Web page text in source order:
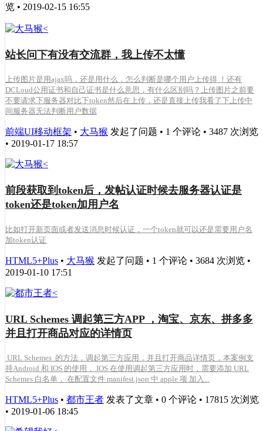
览 • 2019-02-15 16:55
站长问下有没有交流群，我上传不太懂
上传图片是用ajax吗，还是用什么，怎么判断是哪个用户上传得 ！还有
DCLoud公用证书和自己证书是什么意思，有什么区别吗？上传图片之前要
不要请求下服务器对比下token然后在上传，还是直接上传我看了下上传中
间服务器无法判断用户数据
前端UI移动框架 • 大马猴 发起了问题 • 1 个评论 • 3487 次浏览
• 2019-01-17 18:57
前段获取到token后，发帖认证时候去服务器认证是
token还是token加用户名
比如打开新页面或者发送消息时候认证，一个token就可以还是需要用户名
加token认证
HTML5+Plus • 大马猴 发起了问题 • 1 个评论 • 3684 次浏览 •
2019-01-10 17:51
URL Schemes 调起第三方APP ，淘宝、京东、拼多多
并且打开商品对应的详情页
URL Schemes 的方法，调起第三方应用，并且打开商品详情页，本案例支
持Android 和 IOS 的使用， IOS 在使用调起第三方应用时，需要添加 URL
Schemes 白名单， 在配置文件 manifest.json 中 apple 项 加入...
HTML5+Plus • 都市王者 发表了文章 • 0 个评论 • 17815 次浏览
• 2019-01-06 18:45